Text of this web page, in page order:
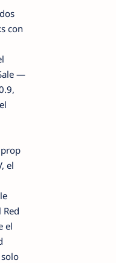
con
—
el
el